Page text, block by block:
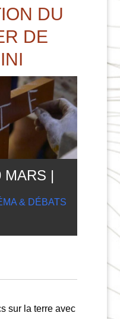
DU
DE
MARS |
& DÉBATS
sur la terre avec